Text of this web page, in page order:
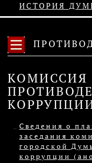
ИСТОРИЯ
КОМИССИЯ
Сведения о
заседания
городской
коррупции